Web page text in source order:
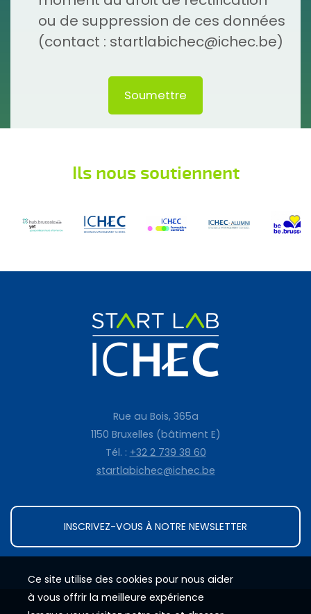
Ce site utilise des cookies pour nous aider
à vous offrir la meilleure expérience
ou de suppression de ces données
(contact : startlabichec@ichec.be)
Ils nous soutiennent
Rue au Bois, 365a
1150 Bruxelles (bâtiment E)
Tél. : +32 2 739 38 60
startlabichec@ichec.be
INSCRIVEZ-VOUS À NOTRE NEWSLETTER